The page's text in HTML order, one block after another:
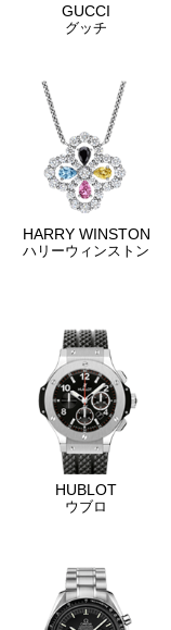
GUCCI
グッチ
HARRY WINSTON
ハリーウィンストン
HUBLOT
ウブロ